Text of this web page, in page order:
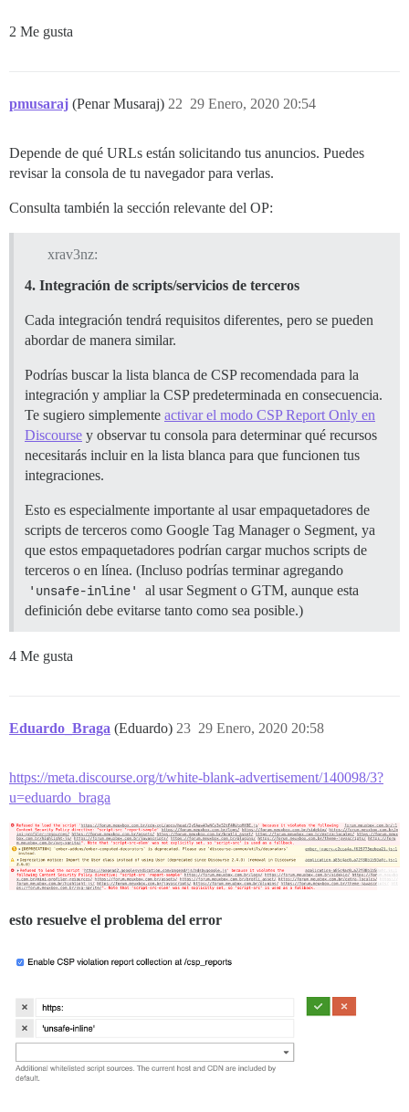
2 Me gusta
pmusaraj (Penar Musaraj) 29 Enero, 2020 20:54
22
Depende de qué URLs están solicitando tus anuncios. Puedes
revisar la consola de tu navegador para verlas.
Consulta también la sección relevante del OP:
xrav3nz:
4. Integración de scripts/servicios de terceros
Cada integración tendrá requisitos diferentes, pero se pueden
abordar de manera similar.
Podrías buscar la lista blanca de CSP recomendada para la
integración y ampliar la CSP predeterminada en consecuencia.
Te sugiero simplemente activar el modo CSP Report Only en
Discourse y observar tu consola para determinar qué recursos
necesitarás incluir en la lista blanca para que funcionen tus
integraciones.
Esto es especialmente importante al usar empaquetadores de
scripts de terceros como Google Tag Manager o Segment, ya
que estos empaquetadores podrían cargar muchos scripts de
terceros o en línea. (Incluso podrías terminar agregando
'unsafe-inline'
al usar Segment o GTM, aunque esta
definición debe evitarse tanto como sea posible.)
4 Me gusta
Eduardo_Braga (Eduardo) 29 Enero, 2020 20:58
23
https://meta.discourse.org/t/white-blank-advertisement/140098/3?
u=eduardo_braga
esto resuelve el problema del error